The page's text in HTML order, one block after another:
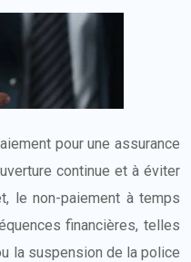
pour une assurance
continue et à éviter
le non-paiement à temps
financières, telles
la suspension de la police